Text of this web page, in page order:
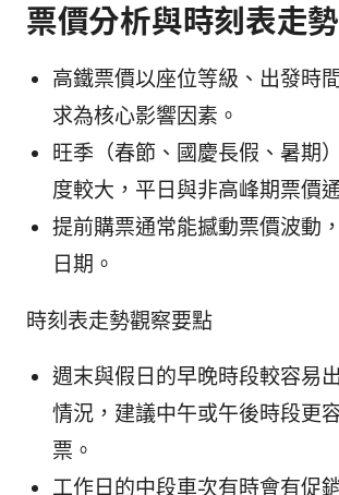
票價分析與時刻表走勢
高鐵票價以座位等級、出發時
求為核心影響因素。
旺季（春節、國慶長假、暑期
度較大，平日與非高峰期票價
提前購票通常能撼動票價波動
日期。
時刻表走勢觀察要點
週末與假日的早晚時段較容易
情況，建議中午或午後時段更
票。
工作日的中段車次有時會有促